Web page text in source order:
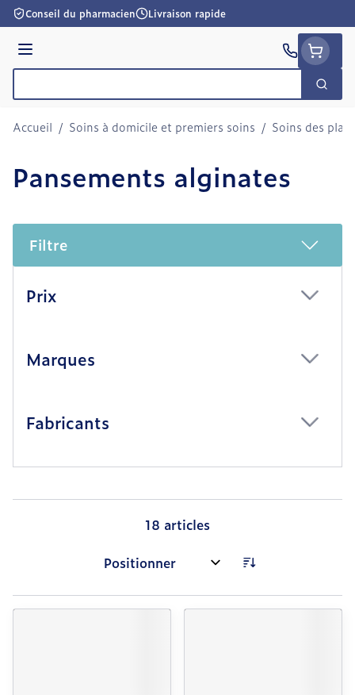
Aller au contenu
Conseil du pharmacien Livraison rapide
Menu
Accueil / Soins à domicile et premiers soins / Soins des
Pansements alginates
Filtre
Prix
Marques
Fabricants
18 articles
Trier par: